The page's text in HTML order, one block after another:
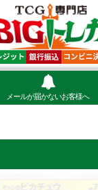
メールが届かないお客様へ